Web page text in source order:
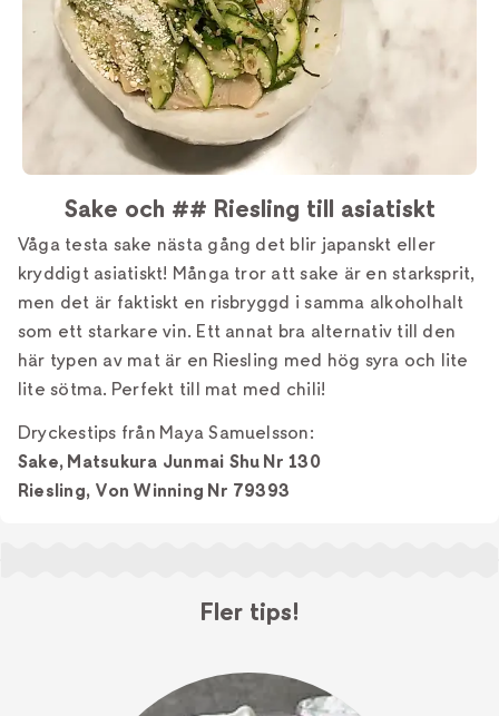
Sake och ## Riesling till asiatiskt
Våga testa sake nästa gång det blir japanskt eller
kryddigt asiatiskt! Många tror att sake är en starksprit,
men det är faktiskt en risbryggd i samma alkoholhalt
som ett starkare vin. Ett annat bra alternativ till den
här typen av mat är en Riesling med hög syra och lite
lite sötma. Perfekt till mat med chili!
Dryckestips från Maya Samuelsson:
Sake, Matsukura Junmai Shu Nr 130
Riesling, Von Winning Nr 79393
Fler tips!